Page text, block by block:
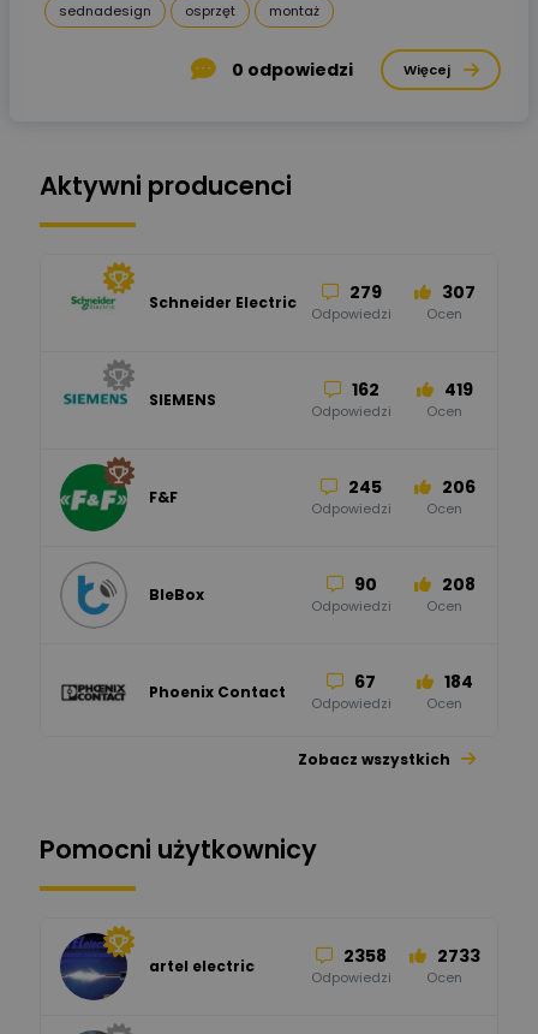
sednadesign osprzęt montaż
0 odpowiedzi Więcej
Aktywni producenci
Schneider Electric 279
Odpowiedzi
307
Ocen
SIEMENS 162
Odpowiedzi
419
Ocen
F&F 245
Odpowiedzi
206
Ocen
BleBox 90
Odpowiedzi
208
Ocen
Phoenix Contact 67
Odpowiedzi
184
Ocen
ELKO-BIS Systemy
47 67
Zobacz wszystkich
Pomocni użytkownicy
artel electric 2358
Odpowiedzi
2733
Ocen